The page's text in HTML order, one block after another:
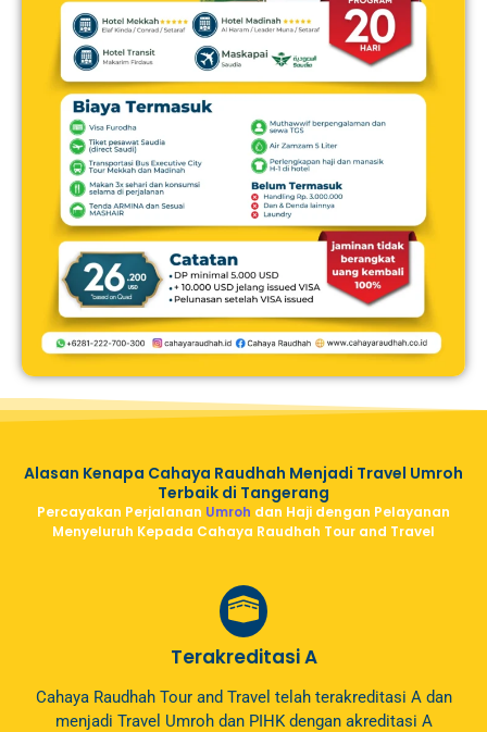
Alasan Kenapa Cahaya Raudhah Menjadi Travel Umroh
Terbaik di Tangerang
Percayakan Perjalanan Umroh dan Haji dengan Pelayanan
Menyeluruh Kepada Cahaya Raudhah Tour and Travel
Terakreditasi A
Cahaya Raudhah Tour and Travel telah terakreditasi A dan
menjadi Travel Umroh dan PIHK dengan akreditasi A